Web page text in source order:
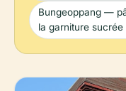
Bungeoppang —
la garniture sucrée